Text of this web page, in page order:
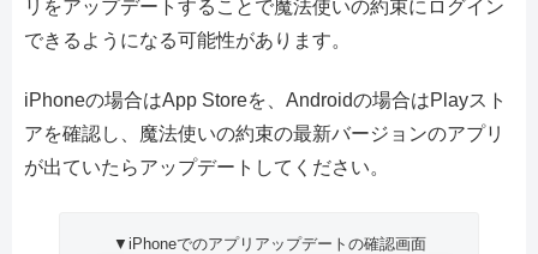
リをアップデートすることで魔法使いの約束にログイン
できるようになる可能性があります。
iPhoneの場合はApp Storeを、Androidの場合はPlayスト
アを確認し、魔法使いの約束の最新バージョンのアプリ
が出ていたらアップデートしてください。
▼iPhoneでのアプリアップデートの確認画面